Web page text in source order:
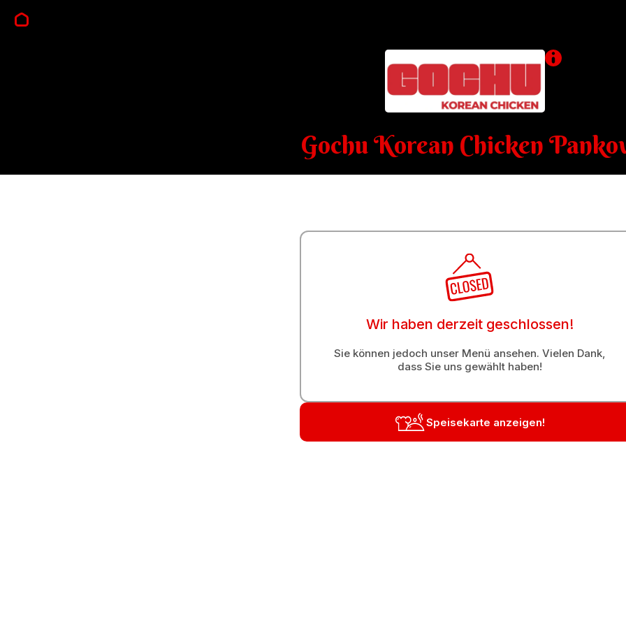
Gochu Korean Chicken
Wir haben derzeit geschlossen!
Sie können jedoch unser Menü ansehen. Vielen Dank,
dass Sie uns gewählt haben!
Speisekarte anzeigen!